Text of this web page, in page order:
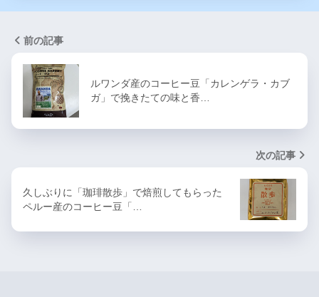
前の記事
ルワンダ産のコーヒー豆「カレンゲラ・カブ
ガ」で挽きたての味と香…
次の記事
久しぶりに「珈琲散歩」で焙煎してもらった
ペルー産のコーヒー豆「…